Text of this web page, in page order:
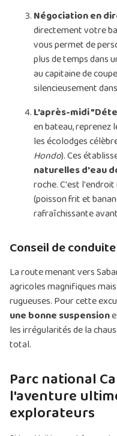
Négociation en
directement votre
vous permet de
plus de temps dans
au capitaine de
silencieusement
L'après-midi
en bateau, reprenez
les écolodges
Hondo). Ces
naturelles d'eau
roche. C'est
(poisson frit et
rafraîchissante
Conseil de
La route menant vers
agricoles magnifiques
rugueuses. Pour cette
une bonne suspension
les irrégularités de la
total.
Parc national
l'aventure
explorateurs